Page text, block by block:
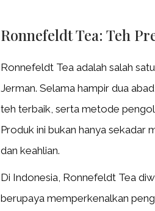
Ronnefeldt Tea: Teh
Ronnefeldt Tea adalah salah
Jerman. Selama hampir dua
teh terbaik, serta metode
Produk ini bukan hanya sekadar
dan keahlian.
Di Indonesia, Ronnefeldt Tea
berupaya memperkenalkan